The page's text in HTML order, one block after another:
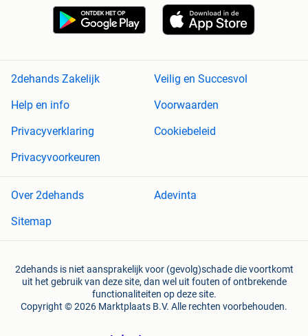
2dehands Zakelijk
Veilig en Succesvol
Help en info
Voorwaarden
Privacyverklaring
Cookiebeleid
Privacyvoorkeuren
Over 2dehands
Adevinta
Sitemap
2dehands is niet aansprakelijk voor (gevolg)schade die voortkomt
uit het gebruik van deze site, dan wel uit fouten of ontbrekende
functionaliteiten op deze site.
Copyright © 2026 Marktplaats B.V. Alle rechten voorbehouden.